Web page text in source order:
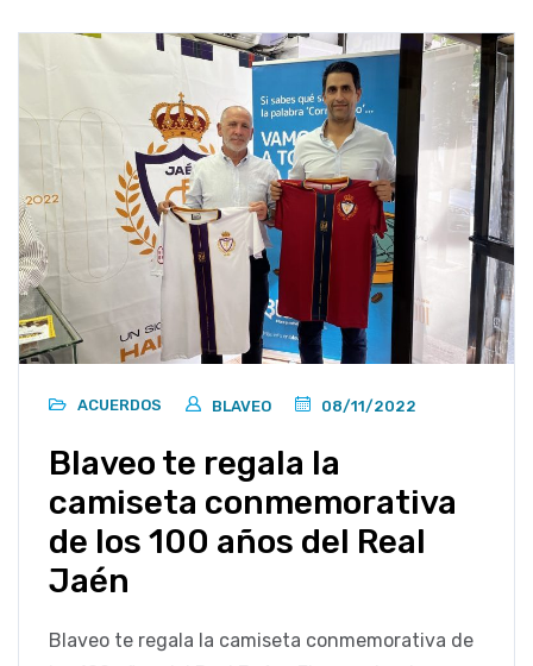
ACUERDOS BLAVEO 08/11/2022
Blaveo te regala la
camiseta conmemorativa
de los 100 años del Real
Jaén
Blaveo te regala la camiseta conmemorativa de